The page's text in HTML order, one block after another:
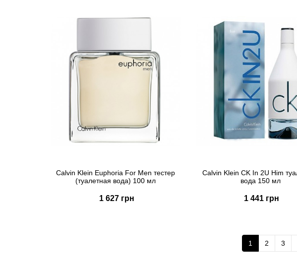
Calvin Klein Euphoria For Men тестер
(туалетная вода) 100 мл
1 627 грн
Calvin Klein CK In 2U Him
вода 150 мл
1 441 грн
1
2 3